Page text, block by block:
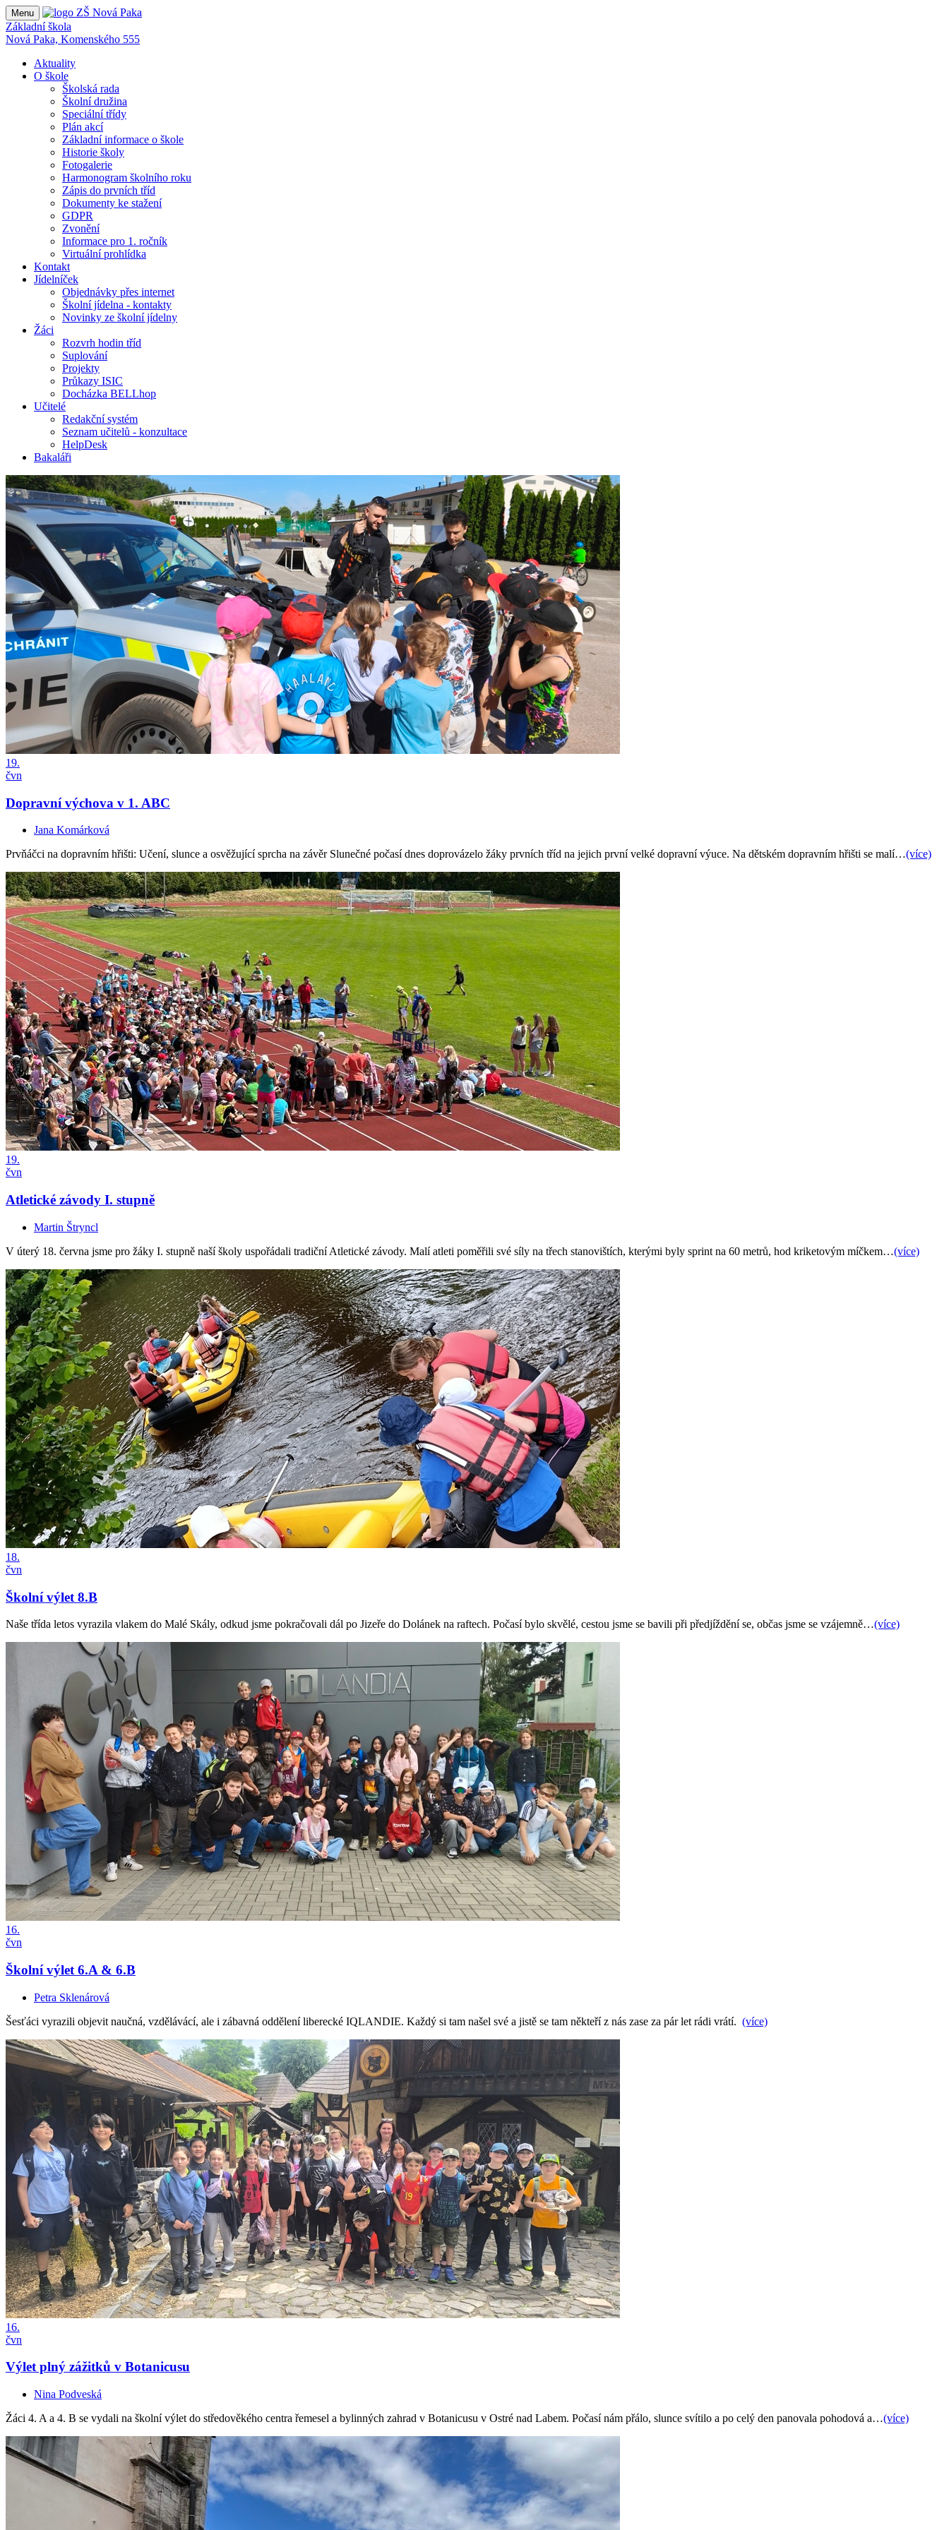
Menu
Základní škola
Nová Paka, Komenského 555
Aktuality
O škole
Školská rada
Školní družina
Speciální třídy
Plán akcí
Základní informace o škole
Historie školy
Fotogalerie
Harmonogram školního roku
Zápis do prvních tříd
Dokumenty ke stažení
GDPR
Zvonění
Informace pro 1. ročník
Virtuální prohlídka
Kontakt
Jídelníček
Objednávky přes internet
Školní jídelna - kontakty
Novinky ze školní jídelny
Žáci
Rozvrh hodin tříd
Suplování
Projekty
Průkazy ISIC
Docházka BELLhop
Učitelé
Redakční systém
Seznam učitelů - konzultace
HelpDesk
Bakaláři
19.
čvn
Dopravní výchova v 1. ABC
Jana Komárková
Prvňáčci na dopravním hřišti: Učení, slunce a osvěžující sprcha na závěr Slunečné počasí dnes doprovázelo žáky prvních tříd na jejich první velké dopravní výuce. Na dětském dopravním hřišti se malí…(více)
19.
čvn
Atletické závody I. stupně
Martin Štryncl
V úterý 18. června jsme pro žáky I. stupně naší školy uspořádali tradiční Atletické závody. Malí atleti poměřili své síly na třech stanovištích, kterými byly sprint na 60 metrů, hod kriketovým míčkem…(více)
18.
čvn
Školní výlet 8.B
Naše třída letos vyrazila vlakem do Malé Skály, odkud jsme pokračovali dál po Jizeře do Dolánek na raftech. Počasí bylo skvělé, cestou jsme se bavili při předjíždění se, občas jsme se vzájemně…(více)
16.
čvn
Školní výlet 6.A & 6.B
Petra Sklenárová
Šesťáci vyrazili objevit naučná, vzdělávácí, ale i zábavná oddělení liberecké IQLANDIE. Každý si tam našel své a jistě se tam někteří z nás zase za pár let rádi vrátí. (více)
16.
čvn
Výlet plný zážitků v Botanicusu
Nina Podveská
Žáci 4. A a 4. B se vydali na školní výlet do středověkého centra řemesel a bylinných zahrad v Botanicusu v Ostré nad Labem. Počasí nám přálo, slunce svítilo a po celý den panovala pohodová a…(více)